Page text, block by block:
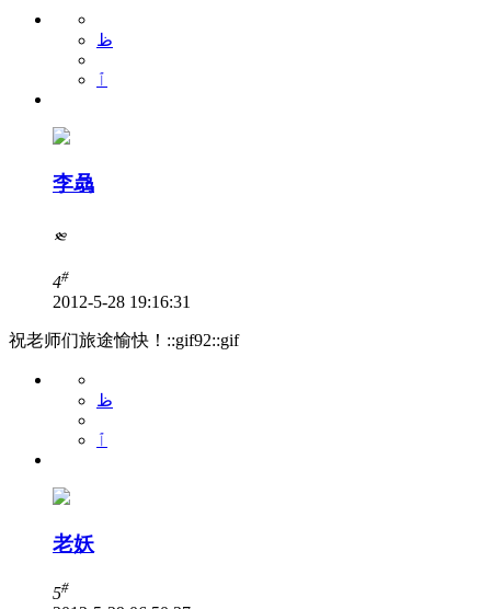
ظ
ٱ
李骉
༭
4#
2012-5-28 19:16:31
祝老师们旅途愉快！::gif92::gif
ظ
ٱ
老妖
5#